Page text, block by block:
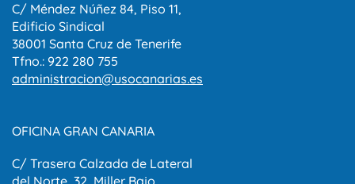
C/ Méndez Núñez 84, Piso 11,
Edificio Sindical
38001 Santa Cruz de Tenerife
Tfno.: 922 280 755
administracion@usocanarias.es
OFICINA GRAN CANARIA
C/ Trasera Calzada de Lateral